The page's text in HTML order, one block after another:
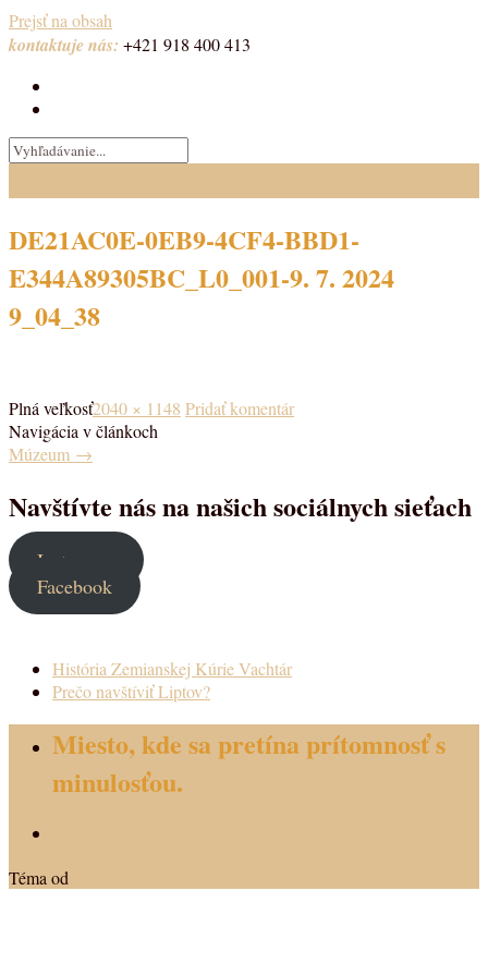
Prejsť na obsah
kontaktuje nás: +421 918 400 413
DE21AC0E-0EB9-4CF4-BBD1-
E344A89305BC_L0_001-9. 7. 2024
9_04_38
Plná veľkosť2040 × 1148 Pridať komentár
Navigácia v článkoch
Múzeum →
Navštívte nás na našich sociálnych sieťach
Instagram
Facebook
História Zemianskej Kúrie Vachtár
Prečo navštíviť Liptov?
Miesto, kde sa pretína prítomnosť s
minulosťou.
Téma od